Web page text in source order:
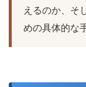
えるのか、そ
めの具体的な